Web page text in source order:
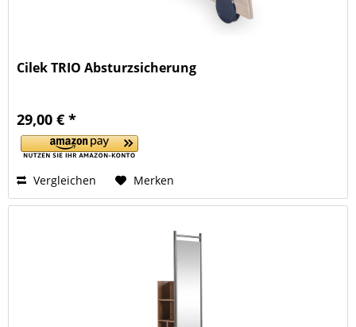
Cilek TRIO Absturzsicherung
29,00 € *
Vergleichen Merken